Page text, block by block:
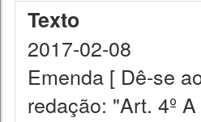
Texto
2017-02-08
Emenda [ Dê-se
redação: "Art. 4º